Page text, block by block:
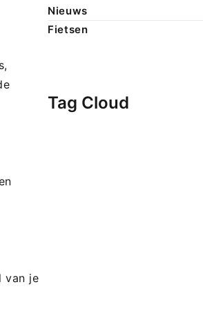
van je
Nieuws
Fietsen
Tag Cloud